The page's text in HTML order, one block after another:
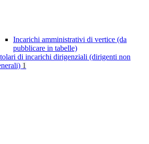
Incarichi amministrativi di vertice (da
pubblicare in tabelle)
di incarichi dirigenziali (dirigenti non
1